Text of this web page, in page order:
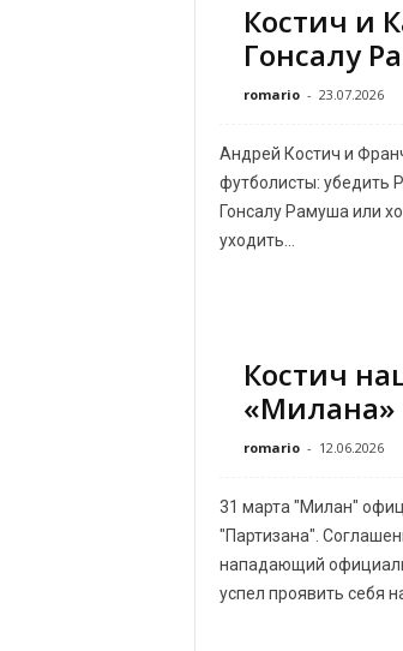
Костич и
Гонсалу
romario - 23.07.2026
Андрей Костич и
футболисты: убедить
Гонсалу Рамуша или
уходить...
Костич
«Милана»
romario - 12.06.2026
31 марта "Милан"
"Партизана".
нападающий
успел проявить себя